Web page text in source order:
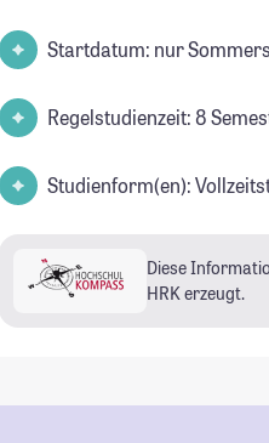
Startdatum: nur
Regelstudienzeit: 8
Studienform(en):
Diese
HRK erzeugt.